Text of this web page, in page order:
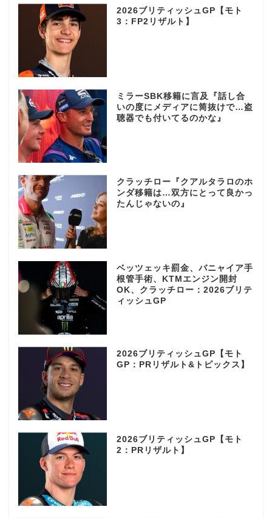
2026ブリティッシュGP【モト
3：FP2リザルト】
ミラーSBK移籍に言及『話し合
いの度にメディアに筒抜けで…盗
聴器でも付いてるのかな』
クラッチロー『クアルタラロのホ
ンダ移籍は…双方にとって良かっ
たんじゃないの』
ベッツェッキ罰金、バニャイア手
根管手術、KTMエンジン開封
OK、クラッチロー：2026ブリテ
ィッシュGP
2026ブリティッシュGP【モト
GP：PRリザルト&トピックス】
2026ブリティッシュGP【モト
2：PRリザルト】